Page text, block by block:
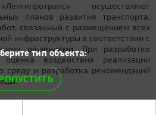
осуществляют
планов развития транспорта,
связанный с размещением всех
инфраструктуры в соответствии с
решениями. При разработке
оценка воздействия реализации
и разработка рекомендаций
тип объекта: